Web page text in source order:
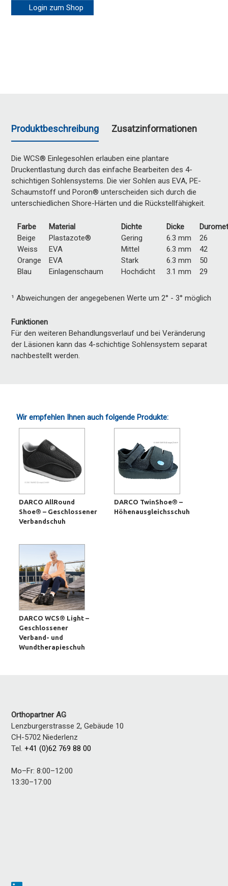
Login zum Shop
Produktbeschreibung Zusatzinformationen
Die WCS® Einlegesohlen erlauben eine plantare
Druckentlastung durch das einfache Bearbeiten des 4-
schichtigen Sohlensystems. Die vier Sohlen aus EVA, PE-
Schaumstoff und Poron® unterscheiden sich durch die
unterschiedlichen Shore-Härten und die Rückstellfähigkeit.
Farbe Material Dichte Dicke
Beige
Plastazote® Gering 6.3 mm
26
Weiss
EVA Mittel 6.3 mm
42
Orange
EVA Stark 6.3 mm
50
Blau
Einlagenschaum Hochdicht 3.1 mm 29
¹ Abweichungen der angegebenen Werte um 2° - 3° möglich
Funktionen
Für den weiteren Behandlungsverlauf und bei Veränderung
der Läsionen kann das 4-schichtige Sohlensystem separat
nachbestellt werden.
Wir empfehlen Ihnen auch folgende Produkte:
DARCO AllRound
Shoe® – Geschlossener
Verbandschuh
DARCO TwinShoe® –
Höhenausgleichsschuh
DARCO WCS® Light –
Geschlossener
Verband- und
Wundtherapieschuh
Orthopartner AG
Lenzburgerstrasse 2, Gebäude 10
CH-5702 Niederlenz
Tel.+41 (0)62 769 88 00
Mo–Fr: 8:00–12:00
13:30–17:00